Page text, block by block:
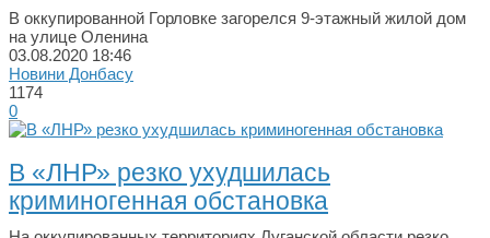
В оккупированной Горловке загорелся 9-этажный жилой дом
на улице Оленина
03.08.2020 18:46
Новини Донбасу
1174
0
В «ЛНР» резко ухудшилась
криминогенная обстановка